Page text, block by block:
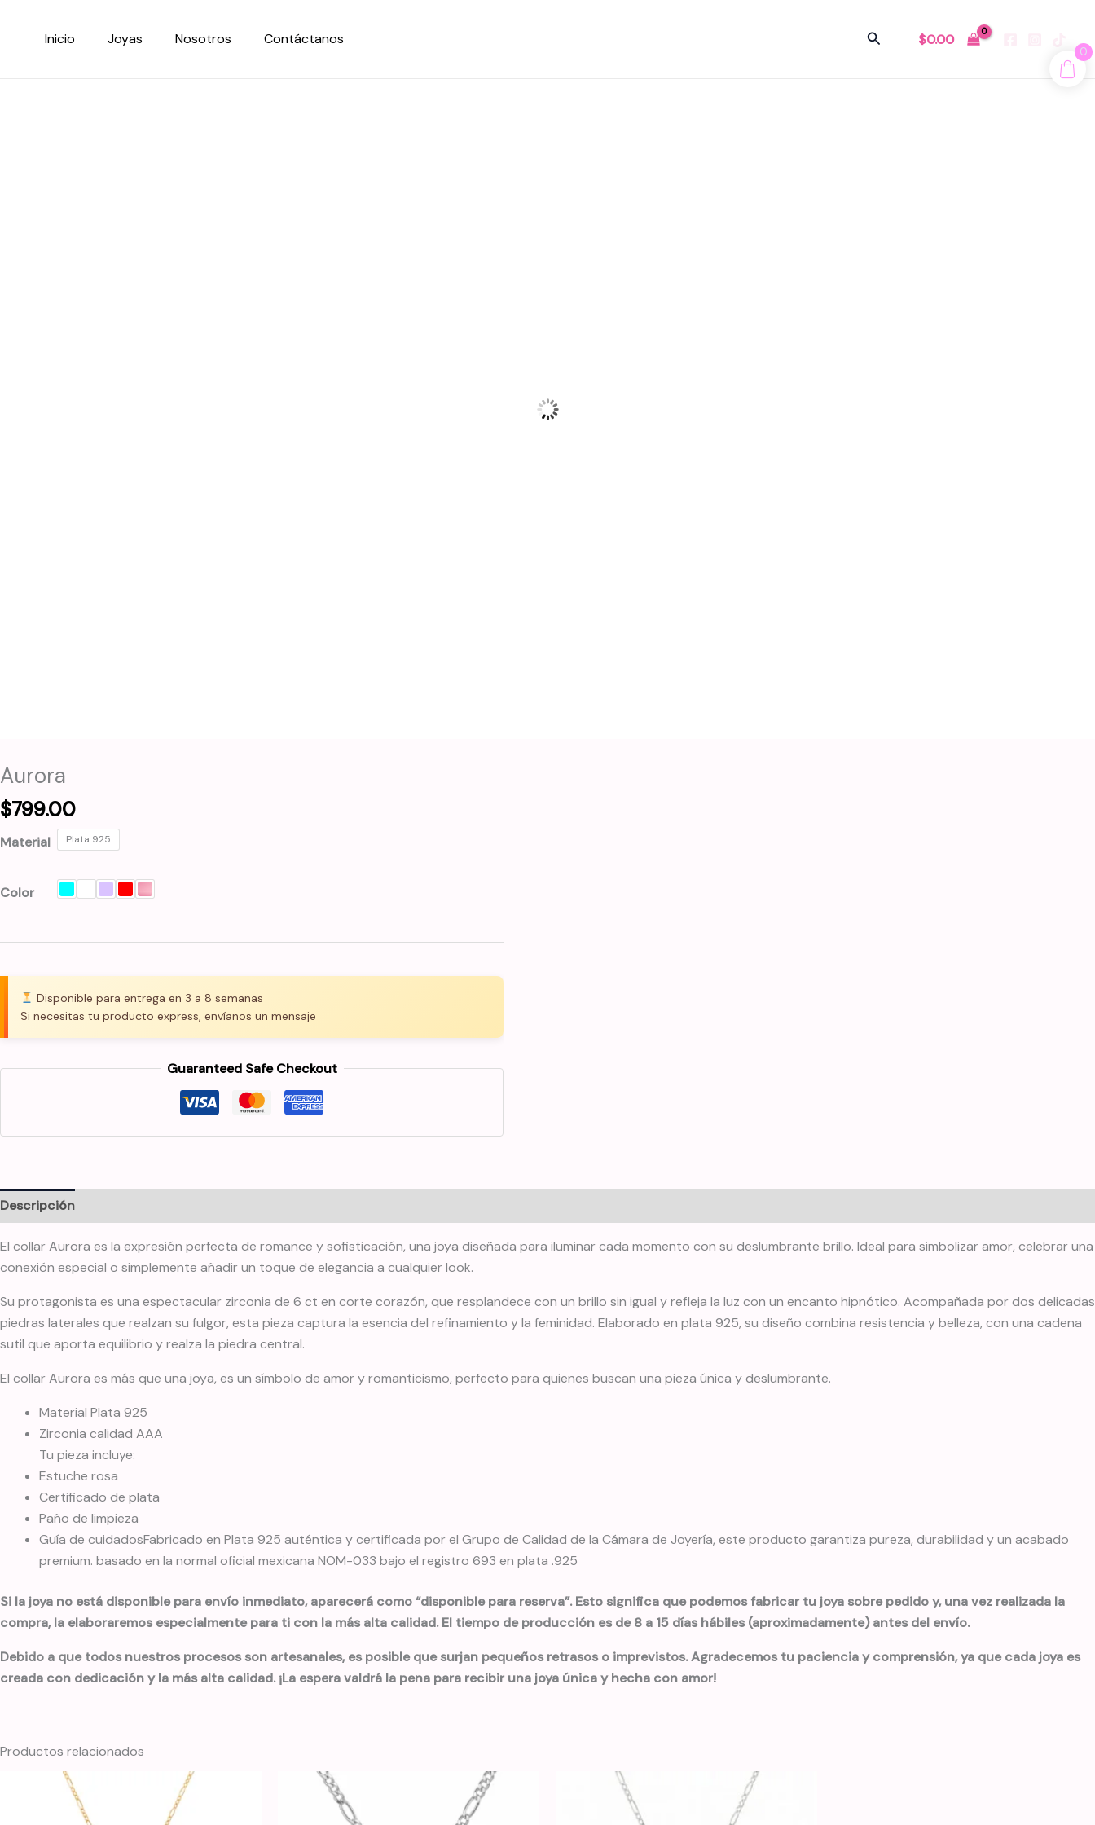
Inicio Joyas Nosotros Contáctanos Buscar $0.00
Aurora
$799.00
Material Plata 925
Color
Disponible para entrega en 3 a 8 semanas
Si necesitas tu producto express, envíanos un mensaje
Guaranteed Safe Checkout
Descripción
El collar Aurora es la expresión perfecta de romance y sofisticación, una joya diseñada para iluminar cada momento con su deslumbrante brillo. Ideal para simbolizar amor, celebrar una
conexión especial o simplemente añadir un toque de elegancia a cualquier look.
Su protagonista es una espectacular zirconia de 6 ct en corte corazón, que resplandece con un brillo sin igual y refleja la luz con un encanto hipnótico. Acompañada por dos delicadas
piedras laterales que realzan su fulgor, esta pieza captura la esencia del refinamiento y la feminidad. Elaborado en plata 925, su diseño combina resistencia y belleza, con una cadena
sutil que aporta equilibrio y realza la piedra central.
El collar Aurora es más que una joya, es un símbolo de amor y romanticismo, perfecto para quienes buscan una pieza única y deslumbrante.
Material Plata 925
Zirconia calidad AAA
Tu pieza incluye:
Estuche rosa
Certificado de plata
Paño de limpieza
Guía de cuidadosFabricado en Plata 925 auténtica y certificada por el Grupo de Calidad de la Cámara de Joyería, este producto garantiza pureza, durabilidad y un acabado
premium. basado en la normal oficial mexicana NOM-033 bajo el registro 693 en plata .925
Si la joya no está disponible para envío inmediato, aparecerá como “disponible para reserva”. Esto significa que podemos fabricar tu joya sobre pedido y, una vez realizada la
compra, la elaboraremos especialmente para ti con la más alta calidad. El tiempo de producción es de 8 a 15 días hábiles (aproximadamente) antes del envío.
Debido a que todos nuestros procesos son artesanales, es posible que surjan pequeños retrasos o imprevistos. Agradecemos tu paciencia y comprensión, ya que cada joya es
creada con dedicación y la más alta calidad. ¡La espera valdrá la pena para recibir una joya única y hecha con amor!
Productos relacionados
0